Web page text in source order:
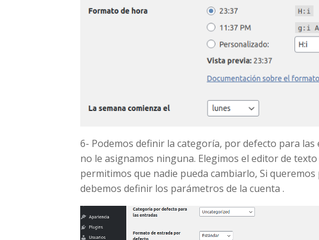
6- Podemos definir la categoría, por defecto para
no le asignamos ninguna. Elegimos el editor de
permitimos que nadie pueda cambiarlo, Si
debemos definir los parámetros de la cuenta .